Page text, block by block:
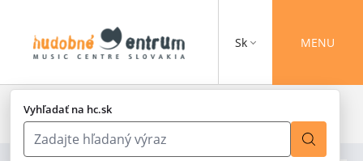
Vyhľadať na hc.sk
Sk MENU